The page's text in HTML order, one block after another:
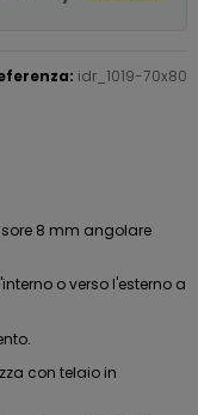
idr_1019-70x80
8 mm angolare
o verso l'esterno a
con telaio in